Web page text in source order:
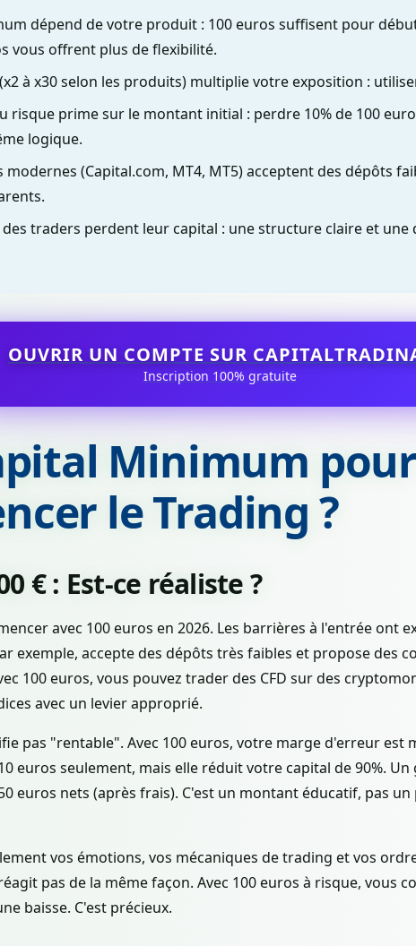
dépend de votre produit : 100 euros suffisent pour
vous offrent plus de flexibilité.
à x30 selon les produits) multiplie votre exposition :
risque prime sur le montant initial : perdre 10% de 100
logique.
modernes (Capital.com, MT4, MT5) acceptent des dépôts
des traders perdent leur capital : une structure claire et une
OUVRIR UN COMPTE SUR
Inscription 100% gratuite
Minimum pour
le Trading ?
€ : Est-ce réaliste ?
avec 100 euros en 2026. Les barrières à l'entrée ont
exemple, accepte des dépôts très faibles et propose des
100 euros, vous pouvez trader des CFD sur des
avec un levier approprié.
pas "rentable". Avec 100 euros, votre marge d'erreur est
euros seulement, mais elle réduit votre capital de 90%. Un
euros nets (après frais). C'est un montant éducatif, pas
vos émotions, vos mécaniques de trading et vos
pas de la même façon. Avec 100 euros à risque, vous
baisse. C'est précieux.